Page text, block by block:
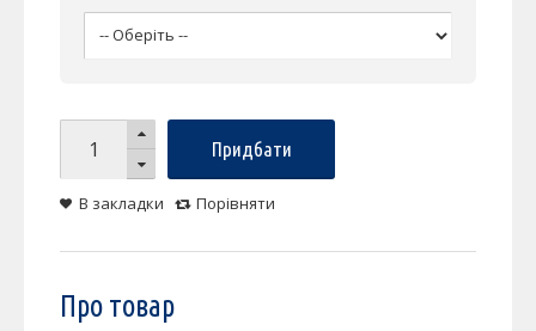
Придбати
В закладки Порівняти
Про товар